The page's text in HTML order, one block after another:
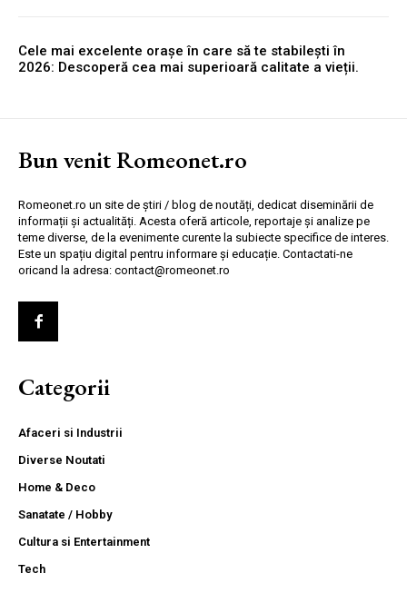
Cele mai excelente orașe în care să te stabilești în
2026: Descoperă cea mai superioară calitate a vieții.
Bun venit Romeonet.ro
Romeonet.ro un site de știri / blog de noutăți, dedicat diseminării de
informații și actualități. Acesta oferă articole, reportaje și analize pe
teme diverse, de la evenimente curente la subiecte specifice de interes.
Este un spațiu digital pentru informare și educație. Contactati-ne
oricand la adresa: contact@romeonet.ro
Categorii
Afaceri si Industrii
Diverse Noutati
Home & Deco
Sanatate / Hobby
Cultura si Entertainment
Tech